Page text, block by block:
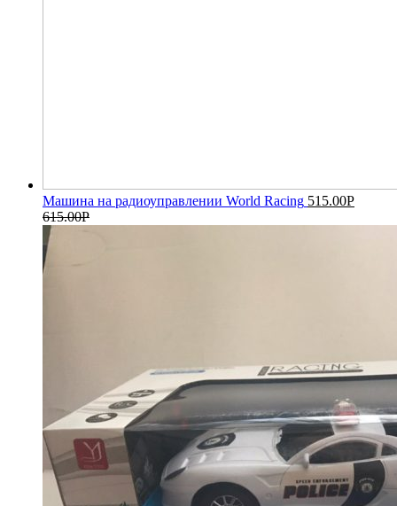
Машина на радиоуправлении World Racing 515.00Р
615.00Р